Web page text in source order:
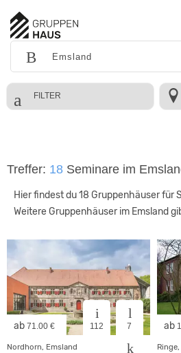
FILTER
Treffer: 18 Seminare im
Hier findest du 18 Gruppenhäuser für
Weitere Gruppenhäuser im Emsland
ab 71.00 € 112 7
Nordhorn, Emsland
ab